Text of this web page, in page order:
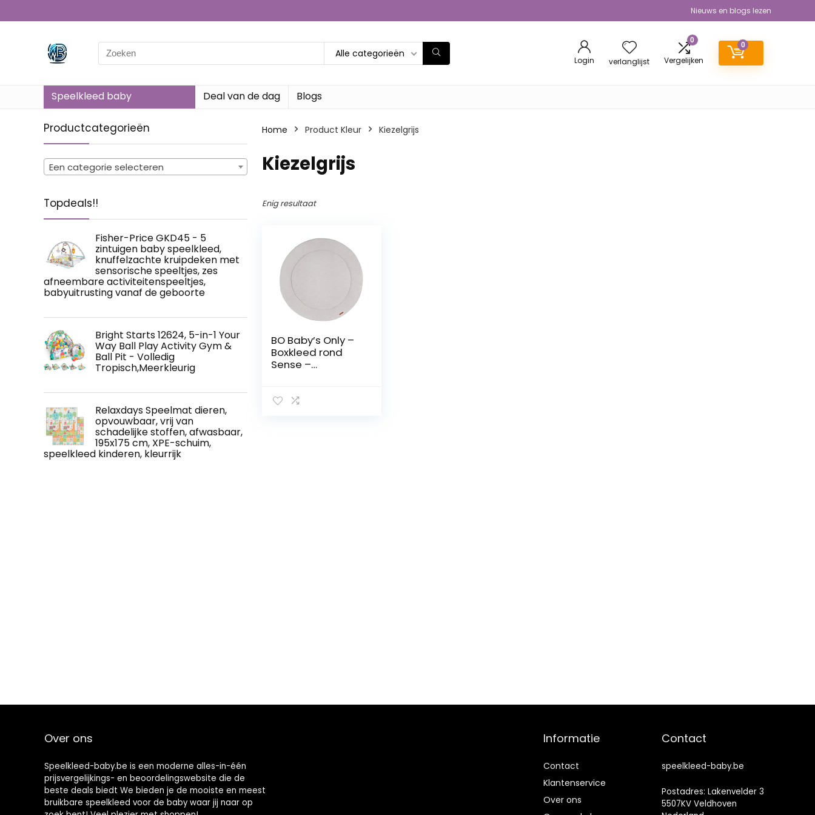
Nieuws en blogs lezen
Search
for:
Alle categorieën
Login verlanglijst
0
Vergelijken
0
Speelkleed baby Deal van de dag Blogs
Productcategorieën
Een categorie selecteren
Topdeals!!
Fisher-Price GKD45 - 5
zintuigen baby speelkleed,
knuffelzachte kruipdeken met
sensorische speeltjes, zes
afneembare activiteitenspeeltjes,
babyuitrusting vanaf de geboorte
Bright Starts 12624, 5-in-1 Your
Way Ball Play Activity Gym &
Ball Pit - Volledig
Tropisch,Meerkleurig
Relaxdays Speelmat dieren,
opvouwbaar, vrij van
schadelijke stoffen, afwasbaar,
195x175 cm, XPE-schuim,
speelkleed kinderen, kleurrijk
Home Product Kleur ‎Kiezelgrijs
‎Kiezelgrijs
Enig resultaat
BO Baby’s Only –
Boxkleed rond
Sense –
Kiezelgrijs – Ø95
Over ons
Speelkleed-baby.be is een moderne alles-in-één
prijsvergelijkings- en beoordelingswebsite die de
beste deals biedt We bieden je de mooiste en meest
bruikbare speelkleed voor de baby waar jij naar op
Informatie
Contact
Klantenservice
Over ons
Contact
speelkleed-baby.be
Postadres: Lakenvelder 3
5507KV Veldhoven